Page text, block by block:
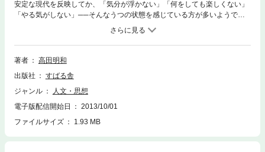
安定な現代を反映してか、「気分が浮かない」「何をしても楽しくない」
「やる気がしない」──そんなうつの状態を感じている方が多いようで
す。本書は、そんなうつ状態の方のために、あるいは家族や恋人などの身
近な人でうつ病にかかっている方のために、うつ病の薬の正しい知識、う
つを防ぐ生活、意外に知られていない脳との関係、うつにならない考え方
について書かれています。うつについて、「知る・治す・防ぐ」の３部構
著者
高田明和
出版社
すばる舎
ジャンル
人文・思想
電子版配信開始日
2013/10/01
ファイルサイズ
1.93 MB